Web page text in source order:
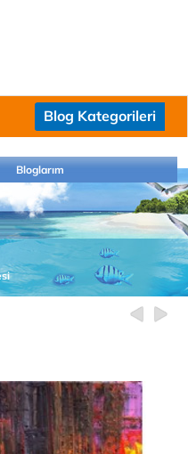
Blog Kategorileri
Bloglarım